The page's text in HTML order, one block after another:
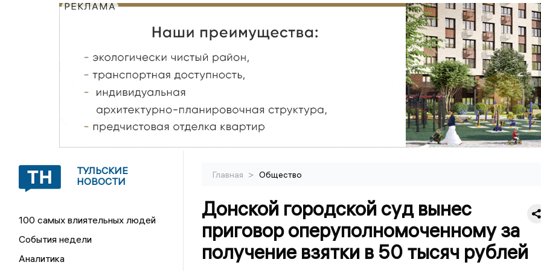
РЕКЛАМА
ТУЛЬСКИЕ
НОВОСТИ
100 самых влиятельных людей
События недели
Аналитика
Главная > Общество
Донской городской суд вынес
приговор оперуполномоченному за
получение взятки в 50 тысяч рублей